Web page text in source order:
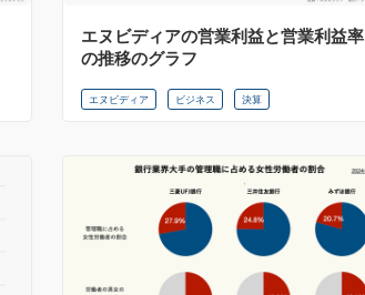
エヌビディアの営業利益と営業利益率
の推移のグラフ
エヌビディア ビジネス 決算